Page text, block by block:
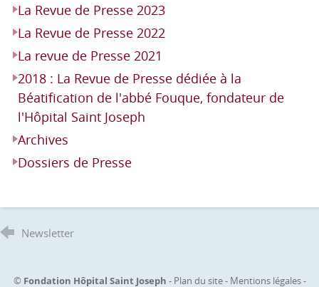
La Revue de Presse 2023
La Revue de Presse 2022
La revue de Presse 2021
2018 : La Revue de Presse dédiée à la
Béatification de l'abbé Fouque, fondateur de
l'Hôpital Saint Joseph
Archives
Dossiers de Presse
Newsletter
© Fondation Hôpital Saint Joseph - Plan du site- Mentions légales-